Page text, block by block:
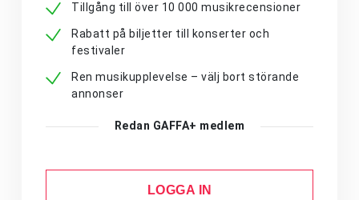
Tillgång till över 10 000 musikrecensioner
Rabatt på biljetter till konserter och
festivaler
Ren musikupplevelse – välj bort störande
annonser
Redan GAFFA+ medlem
LOGGA IN